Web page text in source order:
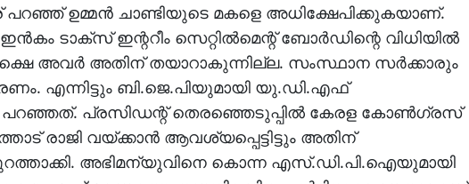
പറഞ്ഞ് ഉമ്മന്‍ ചാണ്ടിയുടെ മകളെ അധിക്ഷേപിക്കുകയാണ്.
ടാക്‌സ് ഇന്ററീം സെറ്റില്‍മെന്റ് ബോര്‍ഡിന്റെ വിധിയില്‍
അവര്‍ അതിന് തയാറാകുന്നില്ല. സംസ്ഥാന സര്‍ക്കാരും
എന്നിട്ടും ബി.ജെ.പിയുമായി യു.ഡി.എഫ്
പറഞ്ഞത്. പ്രസിഡന്റ് തെരഞ്ഞെടുപ്പില്‍ കേരള കോണ്‍ഗ്രസ്
രാജി വയ്ക്കാന്‍ ആവശ്യപ്പെട്ടിട്ടും അതിന്
പുറത്താക്കി. അഭിമന്യുവിനെ കൊന്ന എസ്.ഡി.പി.ഐയുമായി